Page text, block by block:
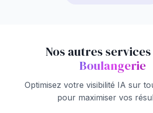
Nos autres
Boulangerie
Optimisez votre visibilité IA sur
pour maximiser vos